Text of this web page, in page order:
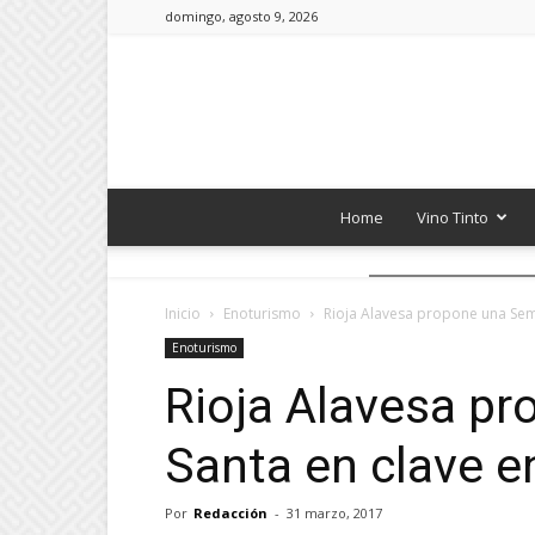
domingo, agosto 9, 2026
Home Vino Tinto
Inicio Enoturismo Rioja Alavesa propone una
Enoturismo
Rioja Alavesa
Santa en clave
Por Redacción - 31 marzo, 2017